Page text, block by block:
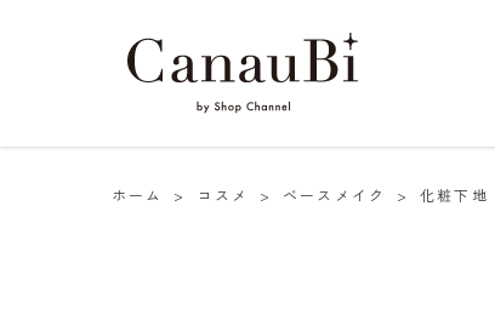
ホーム > コスメ > ベースメイク > 化粧下地